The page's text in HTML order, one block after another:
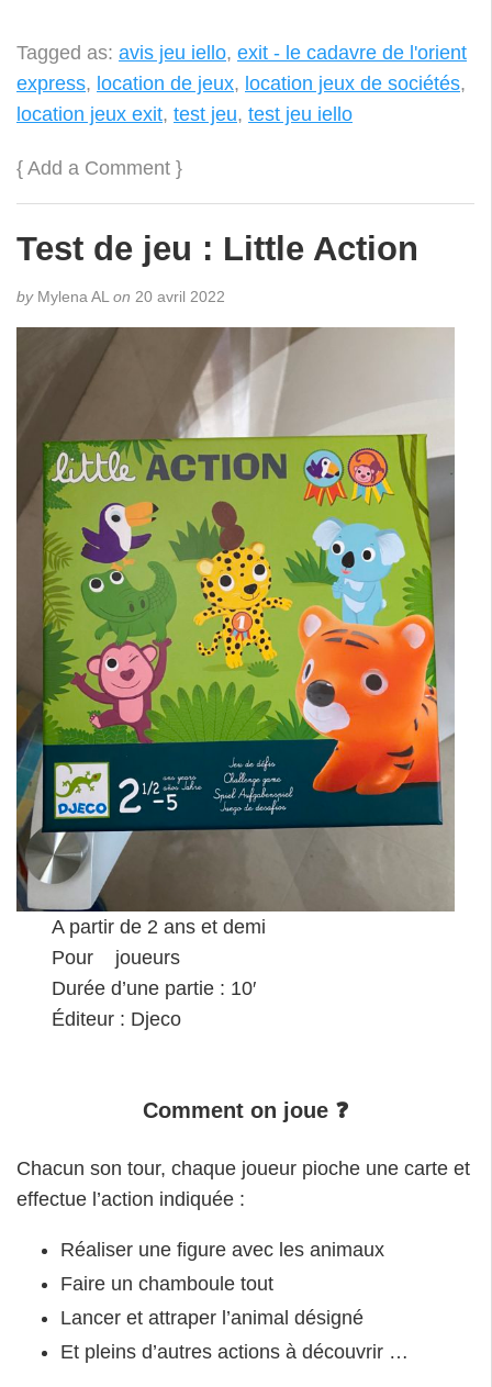
Tagged as: avis jeu iello, exit - le cadavre de l'orient
express, location de jeux, location jeux de sociétés,
location jeux exit, test jeu, test jeu iello
{ Add a Comment }
Test de jeu : Little Action
byMylena AL on 20 avril 2022
A partir de 2 ans et demi
Pour joueurs
Durée d’une partie : 10′
Éditeur : Djeco
Comment on joue ❓
Chacun son tour, chaque joueur pioche une carte et
effectue l’action indiquée :
Réaliser une figure avec les animaux
Faire un chamboule tout
Lancer et attraper l’animal désigné
Et pleins d’autres actions à découvrir …